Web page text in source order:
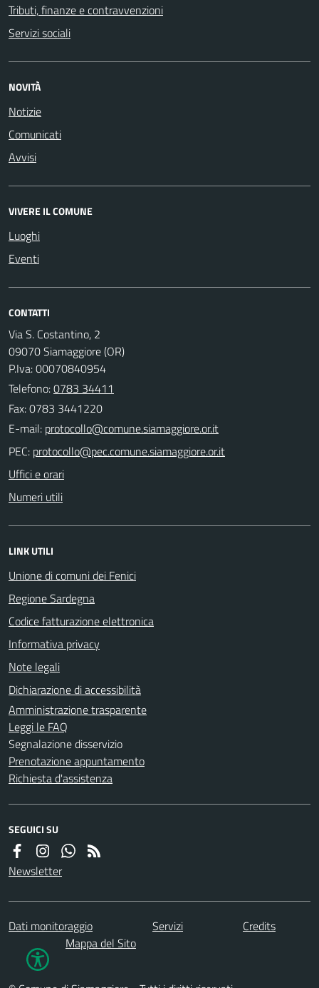
Tributi, finanze e contravvenzioni
Servizi sociali
NOVITÀ
Notizie
Comunicati
Avvisi
VIVERE IL COMUNE
Luoghi
Eventi
CONTATTI
Via S. Costantino, 2
09070 Siamaggiore (OR)
P.Iva: 00070840954
Telefono:0783 34411
Fax: 0783 3441220
E-mail:
PEC:
Uffici e orari
Numeri utili
LINK UTILI
Unione di comuni dei Fenici
Regione Sardegna
Codice fatturazione elettronica
Informativa privacy
Note legali
Dichiarazione di accessibilità
Amministrazione trasparente
Leggi le FAQ
Segnalazione disservizio
Prenotazione appuntamento
Richiesta d'assistenza
SEGUICI SU
Newsletter
Dati monitoraggio Servizi
Credits
Mappa del Sito